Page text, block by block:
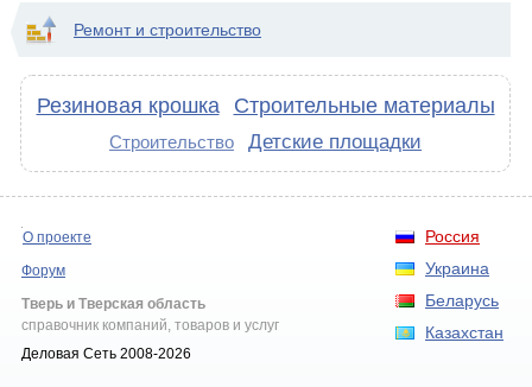
Ремонт и строительство
Резиновая крошка Строительные материалы
Строительство Детские площадки
Россия
Украина
Беларусь
Казахстан
О проекте
Форум
Тверь и Тверская область
справочник компаний, товаров и услуг
Деловая Сеть 2008-2026